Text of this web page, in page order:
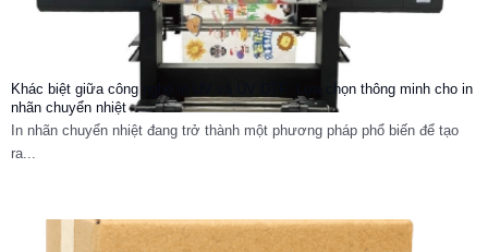
Khác biệt giữa công nghệ in UV và UV DTF: Lựa chọn thông minh cho in
nhãn chuyển nhiệt
In nhãn chuyển nhiệt đang trở thành một phương pháp phổ biến để tạo
ra...